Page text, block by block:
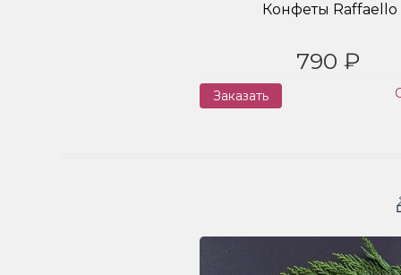
Конфеты Raffaello
790 ₽
Заказать